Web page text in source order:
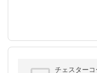
チェスター